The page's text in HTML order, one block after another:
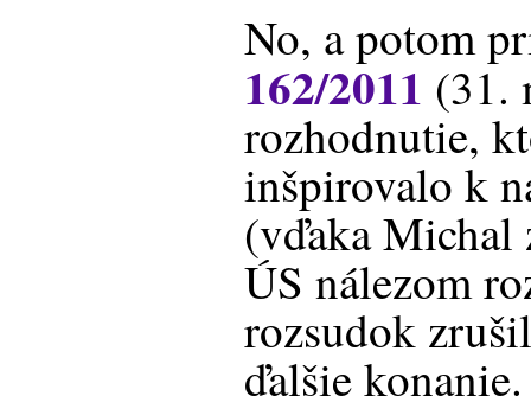
No, a potom
162/2011 (31.
rozhodnutie,
inšpirovalo k
(vďaka Michal
ÚS nálezom
rozsudok
ďalšie